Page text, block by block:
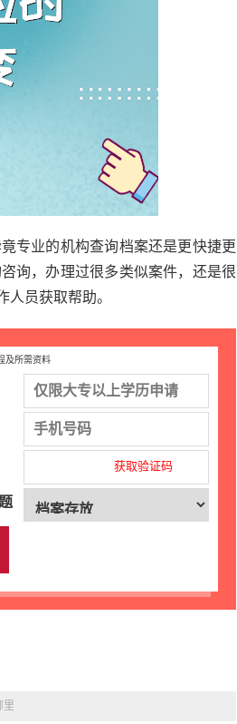
专业的机构查询档案还是更快捷更
询，办理过很多类似案件，还是很
员获取帮助。
及所需资料
获取验证码
里